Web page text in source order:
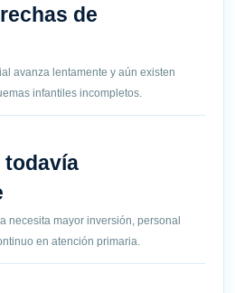
de
avanza lentamente y aún existen
infantiles incompletos.
todavía
necesita mayor inversión, personal
en atención primaria.